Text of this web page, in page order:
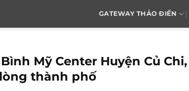
GATEWAY THẢO ĐIỀN
Mỹ Center Huyện Củ
thành phố